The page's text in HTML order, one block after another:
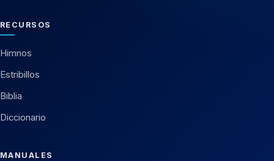
RECURSOS
Himnos
Estribillos
Biblia
Diccionario
MANUALES